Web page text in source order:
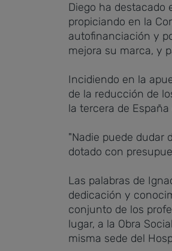
Diego ha destacado
propiciando en la
autofinanciación y
mejora su marca, y
Incidiendo en la
de la reducción de
la tercera de
"Nadie puede dudar
dotado con
Las palabras de
dedicación y
conjunto de los
lugar, a la Obra
misma sede del